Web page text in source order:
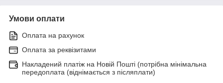
Умови оплати
Оплата на рахунок
Оплата за реквізитами
Накладений платіж на Новій Пошті (потрібна мінімальна
передоплата (віднімається з післяплати)